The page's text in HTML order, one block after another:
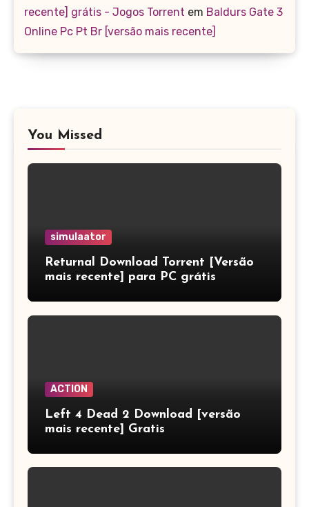
recente] grátis - Jogos Torrent em Baldurs Gate 3
Online Pc Pt Br [versão mais recente]
You Missed
simulaator
Returnal Download Torrent [Versão
mais recente] para PC grátis
ACTION
Left 4 Dead 2 Download [versão
mais recente] Gratis